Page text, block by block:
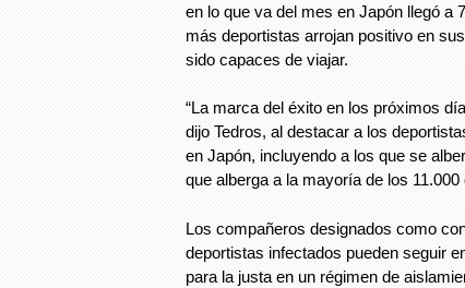
en lo que va del mes en Japón llegó a
más deportistas arrojan positivo en
sido capaces de viajar.
“La marca del éxito en los próximos
dijo Tedros, al destacar a los
en Japón, incluyendo a los que se
que alberga a la mayoría de los
Los compañeros designados como
deportistas infectados pueden seguir
para la justa en un régimen de